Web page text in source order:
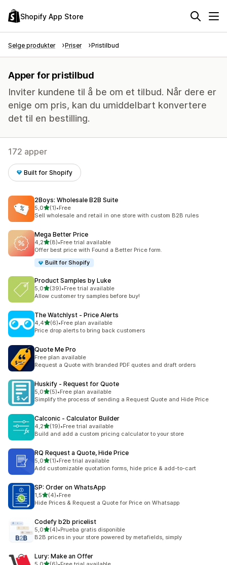
Shopify App Store
Selge produkter Priser Pristilbud
Apper for pristilbud
Inviter kundene til å be om et tilbud. Når dere er
enige om pris, kan du umiddelbart konvertere
det til en bestilling.
172 apper
Built for Shopify
2Boys: Wholesale B2B Suite
5,0av 5 stjerner
(1)
Totalt 1 omtaler
•Free
Sell wholesale and retail in one store with custom B2B rules
Mega Better Price
4,2av 5 stjerner
(8)
Totalt 8 omtaler
•Free trial available
Offer best price with Found a Better Price form.
Built for Shopify
Product Samples by Luke
5,0av 5 stjerner
(39)
Totalt 39 omtaler
•Free trial available
Allow customer try samples before buy!
The Watchlyst ‑ Price Alerts
4,4av 5 stjerner
(6)
Totalt 6 omtaler
•Free plan available
Price drop alerts to bring back customers
Quote Me Pro
Free plan available
Request a Quote with branded PDF quotes and draft orders
Huskify ‑ Request for Quote
5,0av 5 stjerner
(5)
Totalt 5 omtaler
•Free plan available
Simplify the process of sending a Request Quote and Hide Price
Calconic ‑ Calculator Builder
4,2av 5 stjerner
(19)
Totalt 19 omtaler
•Free trial available
Build and add a custom pricing calculator to your store
RQ Request a Quote, Hide Price
5,0av 5 stjerner
(1)
Totalt 1 omtaler
•Free trial available
Add customizable quotation forms, hide price & add-to-cart
SP: Order on WhatsApp
1,5av 5 stjerner
(4)
Totalt 4 omtaler
•Free
Hide Prices & Request a Quote for Price on Whatsapp
Codefy b2b pricelist
5,0av 5 stjerner
(4)
Totalt 4 omtaler
•Prueba gratis disponible
B2B prices in your store powered by metafields, simply
Lury: Make an Offer
av 5 stjerner